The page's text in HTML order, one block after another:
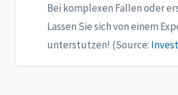
Bei komplexen Fallen oder
Lassen Sie sich von einem
unterstutzen! (Source: